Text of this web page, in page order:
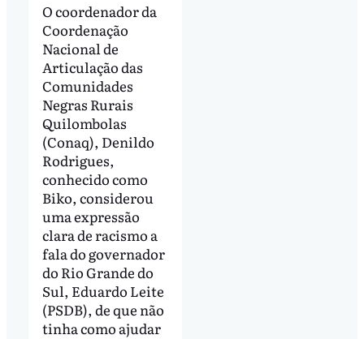
O coordenador da
Coordenação
Nacional de
Articulação das
Comunidades
Negras Rurais
Quilombolas
(Conaq), Denildo
Rodrigues,
conhecido como
Biko, considerou
uma expressão
clara de racismo a
fala do governador
do Rio Grande do
Sul, Eduardo Leite
(PSDB), de que não
tinha como ajudar